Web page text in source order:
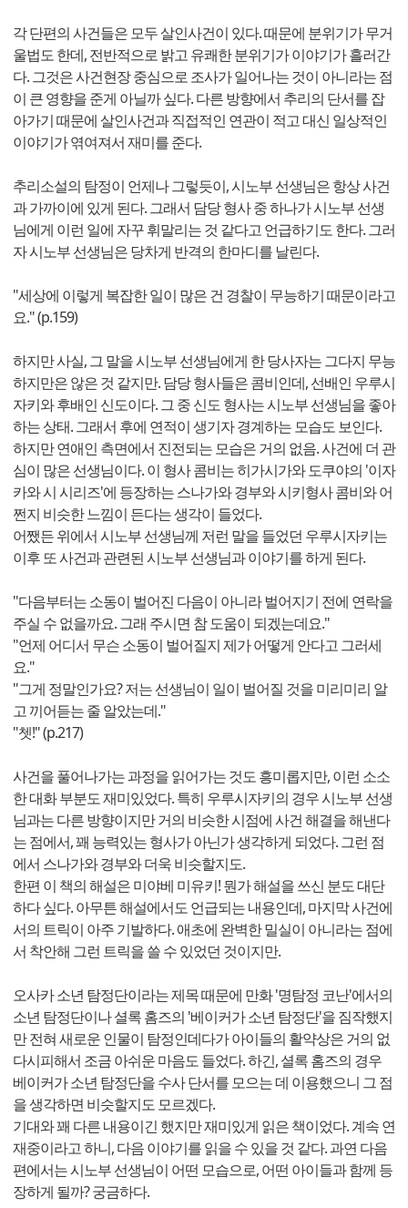
각 단편의 사건들은 모두 살인사건이 있다. 때문에 분위기가 무거
울법도 한데, 전반적으로 밝고 유쾌한 분위기가 이야기가 흘러간
다. 그것은 사건현장 중심으로 조사가 일어나는 것이 아니라는 점
이 큰 영향을 준게 아닐까 싶다. 다른 방향에서 추리의 단서를 잡
아가기 때문에 살인사건과 직접적인 연관이 적고 대신 일상적인
이야기가 엮여져서 재미를 준다.
추리소설의 탐정이 언제나 그렇듯이, 시노부 선생님은 항상 사건
과 가까이에 있게 된다. 그래서 담당 형사 중 하나가 시노부 선생
님에게 이런 일에 자꾸 휘말리는 것 같다고 언급하기도 한다. 그러
자 시노부 선생님은 당차게 반격의 한마디를 날린다.
"세상에 이렇게 복잡한 일이 많은 건 경찰이 무능하기 때문이라고
요." (p.159)
하지만 사실, 그 말을 시노부 선생님에게 한 당사자는 그다지 무능
하지만은 않은 것 같지만. 담당 형사들은 콤비인데, 선배인 우루시
자키와 후배인 신도이다. 그 중 신도 형사는 시노부 선생님을 좋아
하는 상태. 그래서 후에 연적이 생기자 경계하는 모습도 보인다.
하지만 연애인 측면에서 진전되는 모습은 거의 없음. 사건에 더 관
심이 많은 선생님이다. 이 형사 콤비는 히가시가와 도쿠야의 '이자
카와 시 시리즈'에 등장하는 스나가와 경부와 시키형사 콤비와 어
쩐지 비슷한 느낌이 든다는 생각이 들었다.
어쨌든 위에서 시노부 선생님께 저런 말을 들었던 우루시자키는
이후 또 사건과 관련된 시노부 선생님과 이야기를 하게 된다.
"다음부터는 소동이 벌어진 다음이 아니라 벌어지기 전에 연락을
주실 수 없을까요. 그래 주시면 참 도움이 되겠는데요."
"언제 어디서 무슨 소동이 벌어질지 제가 어떻게 안다고 그러세
요."
"그게 정말인가요? 저는 선생님이 일이 벌어질 것을 미리미리 알
고 끼어듣는 줄 알았는데."
"쳇!" (p.217)
사건을 풀어나가는 과정을 읽어가는 것도 흥미롭지만, 이런 소소
한 대화 부분도 재미있었다. 특히 우루시자키의 경우 시노부 선생
님과는 다른 방향이지만 거의 비슷한 시점에 사건 해결을 해낸다
는 점에서, 꽤 능력있는 형사가 아닌가 생각하게 되었다. 그런 점
에서 스나가와 경부와 더욱 비슷할지도.
한편 이 책의 해설은 미야베 미유키! 뭔가 해설을 쓰신 분도 대단
하다 싶다. 아무튼 해설에서도 언급되는 내용인데, 마지막 사건에
서의 트릭이 아주 기발하다. 애초에 완벽한 밀실이 아니라는 점에
서 착안해 그런 트릭을 쓸 수 있었던 것이지만.
오사카 소년 탐정단이라는 제목 때문에 만화 '명탐정 코난'에서의
소년 탐정단이나 셜록 홈즈의 '베이커가 소년 탐정단'을 짐작했지
만 전혀 새로운 인물이 탐정인데다가 아이들의 활약상은 거의 없
다시피해서 조금 아쉬운 마음도 들었다. 하긴, 셜록 홈즈의 경우
베이커가 소년 탐정단을 수사 단서를 모으는 데 이용했으니 그 점
을 생각하면 비슷할지도 모르겠다.
기대와 꽤 다른 내용이긴 했지만 재미있게 읽은 책이었다. 계속 연
재중이라고 하니, 다음 이야기를 읽을 수 있을 것 같다. 과연 다음
편에서는 시노부 선생님이 어떤 모습으로, 어떤 아이들과 함께 등
장하게 될까? 궁금하다.